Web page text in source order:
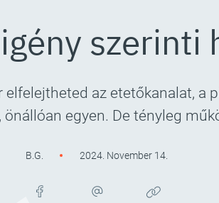
elfelejtheted az etetőkanalat, a
önállóan egyen. De tényleg
B.G. 2024. November 14.